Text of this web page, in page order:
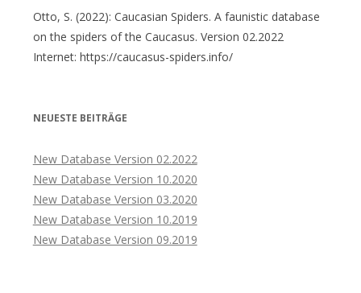
Otto, S. (2022): Caucasian Spiders. A faunistic database
on the spiders of the Caucasus. Version 02.2022
Internet: https://caucasus-spiders.info/
NEUESTE BEITRÄGE
New Database Version 02.2022
New Database Version 10.2020
New Database Version 03.2020
New Database Version 10.2019
New Database Version 09.2019